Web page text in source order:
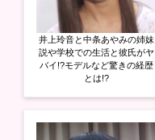
井上玲音と中条あやみの姉妹
説や学校での生活と彼氏がヤ
バイ!?モデルなど驚きの経歴
とは!?